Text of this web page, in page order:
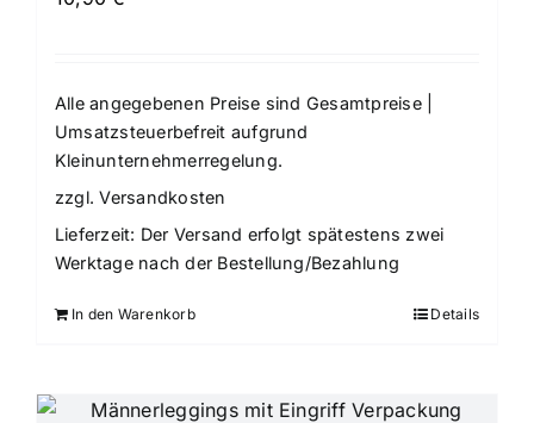
Alle angegebenen Preise sind Gesamtpreise |
Umsatzsteuerbefreit aufgrund
Kleinunternehmerregelung.
zzgl.Versandkosten
Lieferzeit: Der Versand erfolgt spätestens zwei
Werktage nach der Bestellung/Bezahlung
In den Warenkorb Details